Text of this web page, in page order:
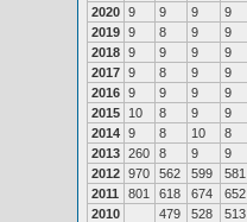
2020 9 9 9 9
2019 9 8 9 9
2018 9 9 9 9
2017 9 8 9 9
2016 9 9 9 9
2015
10 8 9 9
2014 9 8 10 8
2013 260 8 9 9
2012 970 562 599 581
2011
801 618 674 652
2010
479 528 513